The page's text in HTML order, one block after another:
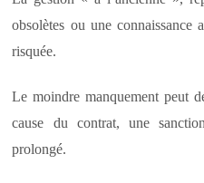
obsolètes ou une connaissance
risquée.
Le moindre manquement peut
cause du contrat, une
prolongé.